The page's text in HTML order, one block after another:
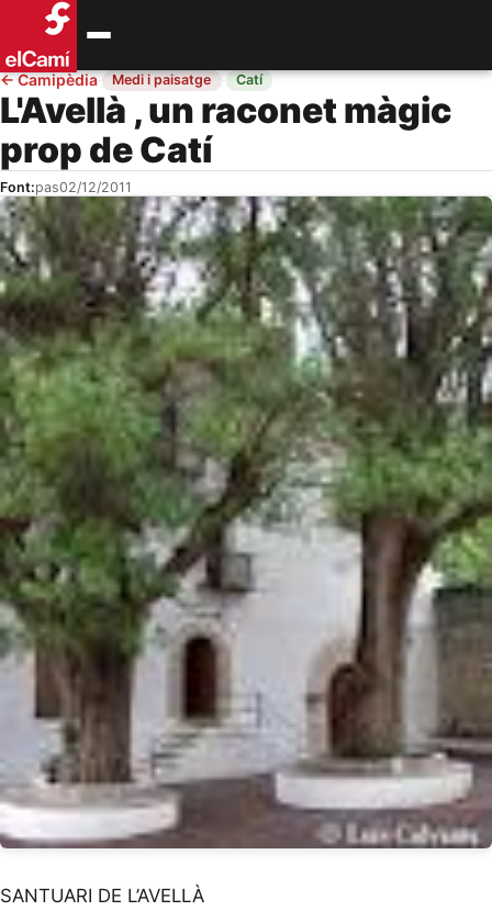
←Camipèdia· Medi i paisatge · Catí
L'Avellà , un raconet màgic
prop de Catí
Font:pas02/12/2011
SANTUARI DE L’AVELLÀ